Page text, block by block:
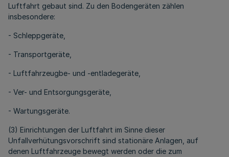
Luftfahrt gebaut sind. Zu den Bodengeräten zählen
insbesondere:
- Schleppgeräte,
- Transportgeräte,
- Luftfahrzeugbe- und -entladegeräte,
- Ver- und Entsorgungsgeräte,
- Wartungsgeräte.
(3) Einrichtungen der Luftfahrt im Sinne dieser
Unfallverhütungsvorschrift sind stationäre Anlagen, auf
denen Luftfahrzeuge bewegt werden oder die zum